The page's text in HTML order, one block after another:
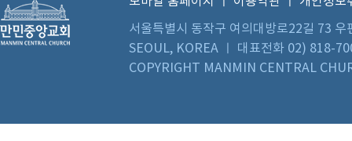
서울특별시 동작구 여의대방로22길 73
SEOUL, KOREA ㅣ 대표전화 02) 818-
COPYRIGHT MANMIN CENTRAL